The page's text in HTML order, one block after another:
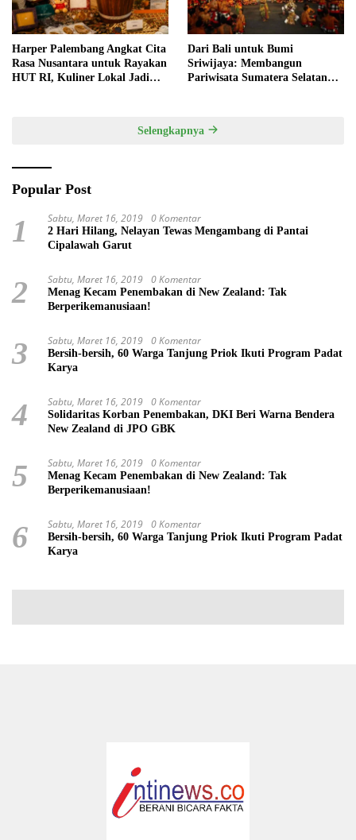
Harper Palembang Angkat Cita
Rasa Nusantara untuk Rayakan
HUT RI, Kuliner Lokal Jadi
Dari Bali untuk Bumi
Sriwijaya: Membangun
Pariwisata Sumatera Selatan
Selengkapnya
Popular Post
1 Sabtu, Maret 16, 2019 0 Komentar
2 Hari Hilang, Nelayan Tewas Mengambang di Pantai
Cipalawah Garut
2 Sabtu, Maret 16, 2019 0 Komentar
Menag Kecam Penembakan di New Zealand: Tak
Berperikemanusiaan!
3 Sabtu, Maret 16, 2019 0 Komentar
Bersih-bersih, 60 Warga Tanjung Priok Ikuti Program Padat
Karya
4 Sabtu, Maret 16, 2019 0 Komentar
Solidaritas Korban Penembakan, DKI Beri Warna Bendera
New Zealand di JPO GBK
5 Sabtu, Maret 16, 2019 0 Komentar
Menag Kecam Penembakan di New Zealand: Tak
Berperikemanusiaan!
6 Sabtu, Maret 16, 2019 0 Komentar
Bersih-bersih, 60 Warga Tanjung Priok Ikuti Program Padat
Karya